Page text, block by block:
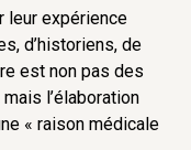
ce que cela
révèlent les
faire
leur expérience
d’historiens, de
est non pas des
l’élaboration
« raison médicale